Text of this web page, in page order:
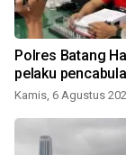
Polres Batang
pelaku
Kamis, 6 Agustus